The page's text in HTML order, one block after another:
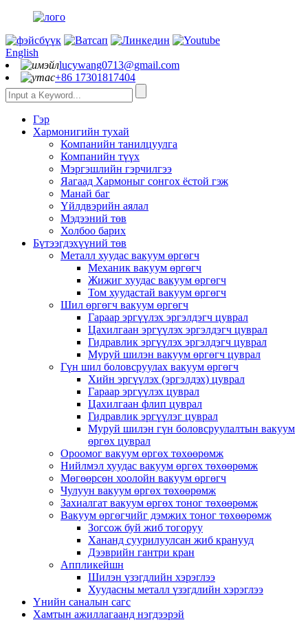
English
lucywang0713@gmail.com
+86 17301817404
Гэр
Хармонигийн тухай
Компанийн танилцуулга
Компанийн түүх
Мэргэшлийн гэрчилгээ
Яагаад Хармоныг сонгох ёстой гэж
Манай баг
Үйлдвэрийн аялал
Мэдээний төв
Холбоо барих
Бүтээгдэхүүний төв
Металл хуудас вакуум өргөгч
Механик вакуум өргөгч
Жижиг хуудас вакуум өргөгч
Том хуудастай вакуум өргөгч
Шил өргөгч вакуум өргөгч
Гараар эргүүлэх эргэлдэгч цуврал
Цахилгаан эргүүлэх эргэлдэгч цуврал
Гидравлик эргүүлэх эргэлдэгч цуврал
Муруй шилэн вакуум өргөгч цуврал
Гүн шил боловсруулах вакуум өргөгч
Хийн эргүүлэх (эргэлдэх) цуврал
Гараар эргүүлэх цуврал
Цахилгаан флип цуврал
Гидравлик эргүүлэг цуврал
Муруй шилэн гүн боловсруулалтын вакуум
өргөх цуврал
Ороомог вакуум өргөх төхөөрөмж
Нийлмэл хуудас вакуум өргөх төхөөрөмж
Мөгөөрсөн хоолойн вакуум өргөгч
Чулуун вакуум өргөх төхөөрөмж
Захиалгат вакуум өргөх тоног төхөөрөмж
Вакуум өргөгчийг дэмжих тоног төхөөрөмж
Зогсож буй жиб тогоруу
Хананд суурилуулсан жиб кранууд
Дээврийн гантри кран
Аппликейшн
Шилэн үзэгдлийн хэрэглээ
Хуудасны металл үзэгдлийн хэрэглээ
Үнийн саналын сагс
Хамтын ажиллагаанд нэгдээрэй